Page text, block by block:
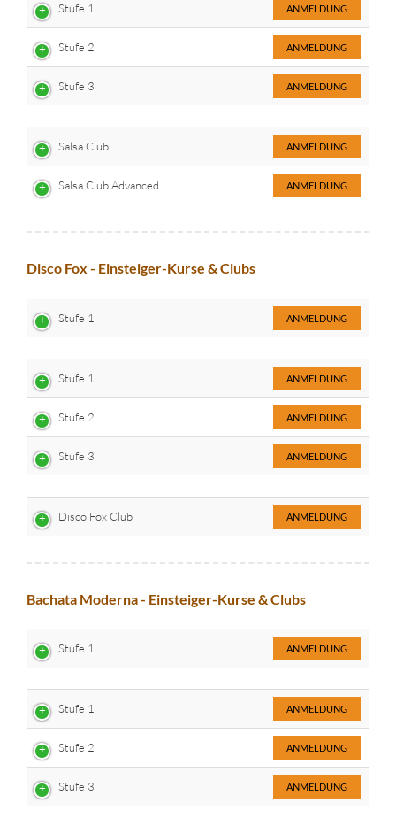
Stufe 1 ANMELDUNG
Stufe 2 ANMELDUNG
Stufe 3 ANMELDUNG
Salsa Club ANMELDUNG
Salsa Club Advanced ANMELDUNG
Disco Fox - Einsteiger-Kurse & Clubs
Stufe 1 ANMELDUNG
Stufe 1 ANMELDUNG
Stufe 2 ANMELDUNG
Stufe 3 ANMELDUNG
Disco Fox Club ANMELDUNG
Bachata Moderna - Einsteiger-Kurse & Clubs
Stufe 1 ANMELDUNG
Stufe 1 ANMELDUNG
Stufe 2 ANMELDUNG
Stufe 3 ANMELDUNG